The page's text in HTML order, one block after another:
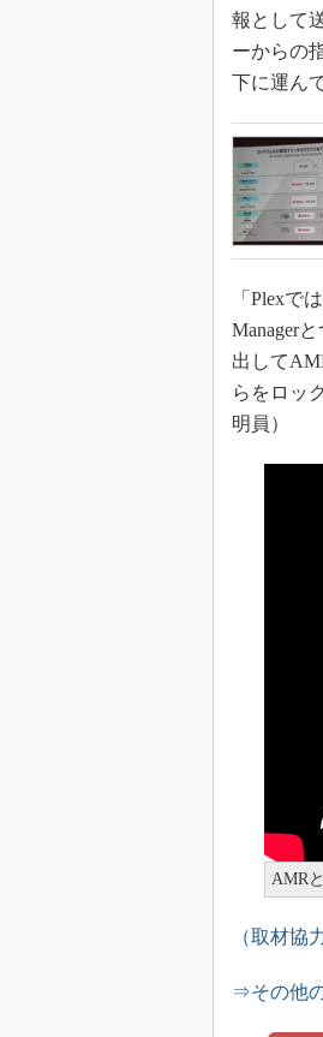
報として
ーからの
下に運ん
「Plexで
Manager
出して
らをロッ
明員）
AMR
（取材協
⇒その他